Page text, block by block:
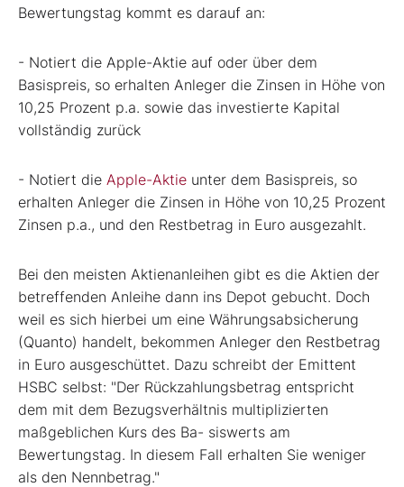
Bewertungstag kommt es darauf an:
- Notiert die Apple-Aktie auf oder über dem
Basispreis, so erhalten Anleger die Zinsen in Höhe von
10,25 Prozent p.a. sowie das investierte Kapital
vollständig zurück
- Notiert die Apple-Aktie unter dem Basispreis, so
erhalten Anleger die Zinsen in Höhe von 10,25 Prozent
Zinsen p.a., und den Restbetrag in Euro ausgezahlt.
Bei den meisten Aktienanleihen gibt es die Aktien der
betreffenden Anleihe dann ins Depot gebucht. Doch
weil es sich hierbei um eine Währungsabsicherung
(Quanto) handelt, bekommen Anleger den Restbetrag
in Euro ausgeschüttet. Dazu schreibt der Emittent
HSBC selbst: "Der Rückzahlungsbetrag entspricht
dem mit dem Bezugsverhältnis multiplizierten
maßgeblichen Kurs des Ba- siswerts am
Bewertungstag. In diesem Fall erhalten Sie weniger
als den Nennbetrag."